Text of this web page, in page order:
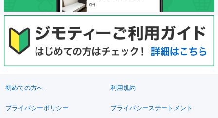
初めての方へ 利用規約
プライバシーポリシー プライバシーステートメント